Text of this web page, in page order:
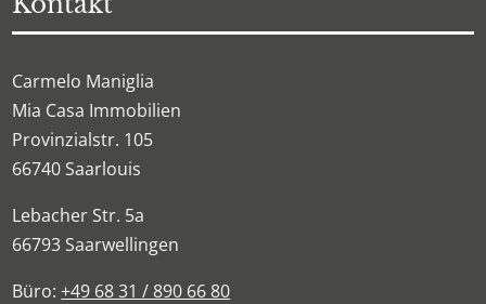
Carmelo Maniglia
Mia Casa Immobilien
Provinzialstr. 105
66740 Saarlouis
Lebacher Str. 5a
66793 Saarwellingen
Büro:+49 68 31 / 890 66 80